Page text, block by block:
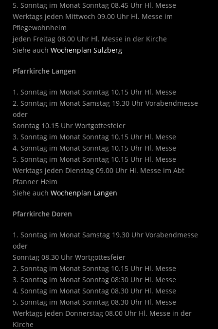
5. Sonntag im Monat Sonntag 08.45 Uhr Hl. Messe
Werktags jeden Mittwoch 09.00 Uhr Hl. Messe im
Pflegewohnheim
jeden Freitag 08.00 Uhr Hl. Messe in der Kirche
Siehe auchWochenplan Sulzberg
Pfarrkirche Langen
1. Sonntag im Monat Sonntag 10.15 Uhr Hl. Messe
2. Sonntag im Monat Samstag 19.30 Uhr Vorabendmesse
oder
Sonntag 10.15 Uhr Wortgottesfeier
3. Sonntag im Monat Sonntag 10.15 Uhr Hl. Messe
4. Sonntag im Monat Sonntag 10.15 Uhr Hl. Messe
5. Sonntag im Monat Sonntag 10.15 Uhr Hl. Messe
Werktags jeden Dienstag 09.00 Uhr Hl. Messe im Abt
Pfanner Heim
Siehe auchWochenplan Langen
Pfarrkirche Doren
1. Sonntag im Monat Samstag 19.30 Uhr Vorabendmesse
oder
Sonntag 08.30 Uhr Wortgottesfeier
2. Sonntag im Monat Sonntag 10.15 Uhr Hl. Messe
3. Sonntag im Monat Sonntag 08:30 Uhr Hl. Messe
4. Sonntag im Monat Sonntag 08.30 Uhr Hl. Messe
5. Sonntag im Monat Sonntag 08.30 Uhr Hl. Messe
Werktags jeden Donnerstag 08.00 Uhr Hl. Messe in der
Kirche